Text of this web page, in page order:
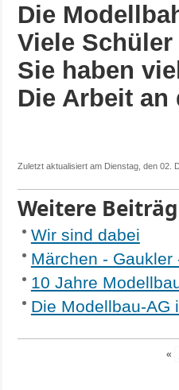
Die
Viele
Sie haben
Die Arbeit an
Zuletzt aktualisiert am Dienstag, den 02.
Weitere
Wir sind dabei
Märchen -
10 Jahre
Die Modellbau-AG
«